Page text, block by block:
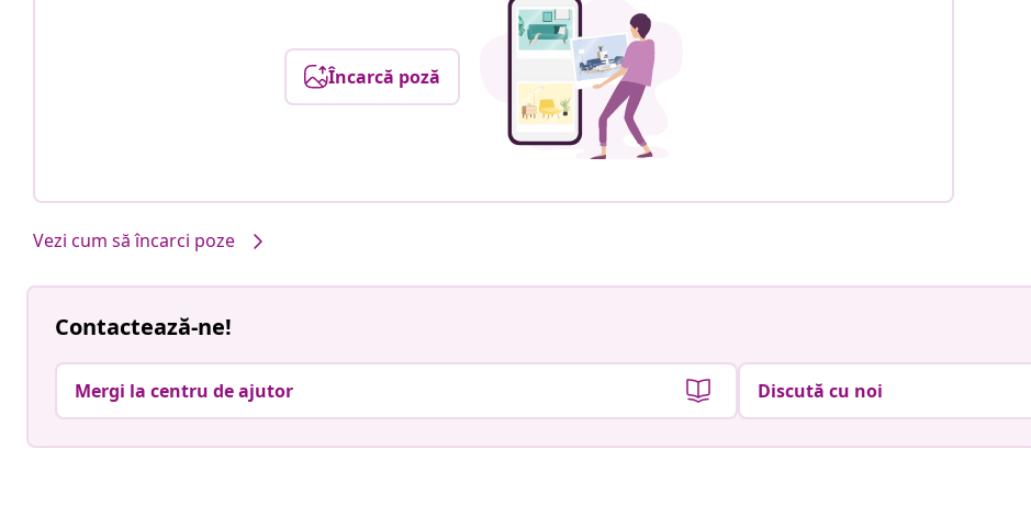
Încarcă poză
Vezi cum să încarci poze
Contactează-ne!
Mergi la centru de ajutor Discută cu noi